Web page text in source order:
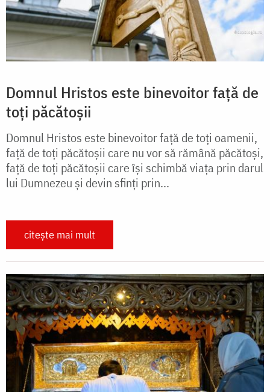
Domnul Hristos este binevoitor față de
toți păcătoșii
Domnul Hristos este binevoitor față de toți oamenii,
față de toți păcătoșii care nu vor să rămână păcătoși,
față de toți păcătoșii care își schimbă viața prin darul
lui Dumnezeu și devin sfinți prin...
citește mai mult